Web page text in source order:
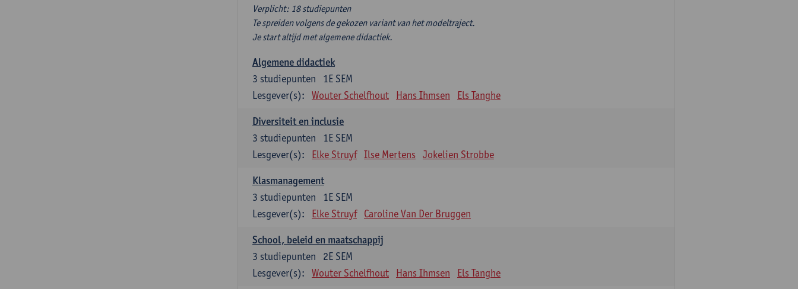
Verplicht: 18 studiepunten
Te spreiden volgens de gekozen variant van het modeltraject.
Je start altijd met algemene didactiek.
Algemene didactiek
1E SEM
3 studiepunten
Lesgever(s):
Wouter Schelfhout Hans Ihmsen Els Tanghe
Diversiteit en inclusie
1E SEM
3 studiepunten
Lesgever(s):
Elke Struyf Ilse Mertens Jokelien Strobbe
Klasmanagement
1E SEM
3 studiepunten
Lesgever(s):
Elke Struyf Caroline Van Der Bruggen
School, beleid en maatschappij
2E SEM
3 studiepunten
Lesgever(s):
Wouter Schelfhout Hans Ihmsen Els Tanghe